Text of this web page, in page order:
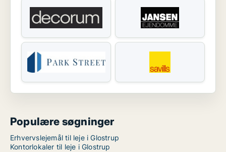
Populære søgninger
Erhvervslejemål til leje i Glostrup
Kontorlokaler til leje i Glostrup